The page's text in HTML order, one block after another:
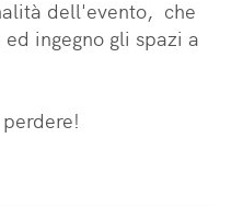
dell'evento,  che
ingegno gli spazi a